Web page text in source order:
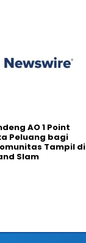
AO 1 Point
Peluang bagi
Tampil di
Slam